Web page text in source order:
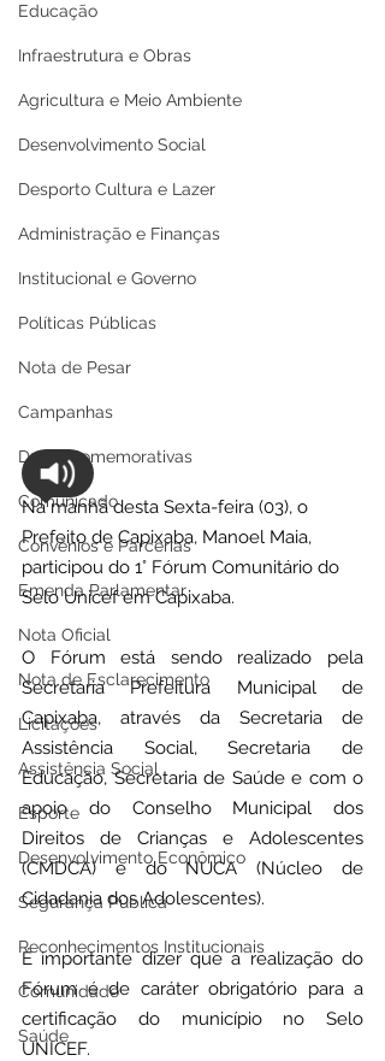
Educação
Infraestrutura e Obras
Agricultura e Meio Ambiente
Desenvolvimento Social
Desporto Cultura e Lazer
Administração e Finanças
Institucional e Governo
Políticas Públicas
Nota de Pesar
Campanhas
Datas Comemorativas
Comunicado
Convênios e Parcerias
Emenda Parlamentar
Nota Oficial
Nota de Esclarecimento
Licitações
Assistência Social
Esporte
Desenvolvimento Econômico
Segurança Pública
Reconhecimentos Institucionais
Comunidade
Saúde
Na manhã desta Sexta-feira (03), o
Prefeito de Capixaba, Manoel Maia,
participou do 1° Fórum Comunitário do
Selo Unicef em Capixaba.
O Fórum está sendo realizado pela
Secretaria Prefeitura Municipal de
Capixaba, através da Secretaria de
Assistência Social, Secretaria de
Educação, Secretaria de Saúde e com o
apoio do Conselho Municipal dos
Direitos de Crianças e Adolescentes
(CMDCA) e do NUCA (Núcleo de
Cidadania dos Adolescentes).
É importante dizer que a realização do
Fórum é de caráter obrigatório para a
certificação do município no Selo
UNICEF.